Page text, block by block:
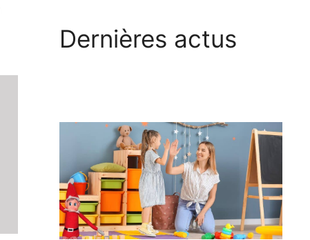
Dernières actus